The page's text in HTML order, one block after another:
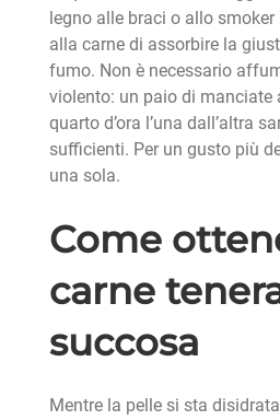
legno alle braci o allo
alla carne di assorbire la
fumo. Non è necessario
violento: un paio di manciate
quarto d’ora l’una dall’altra
sufficienti. Per un gusto più
una sola.
Come
carne
succosa
Mentre la pelle si sta